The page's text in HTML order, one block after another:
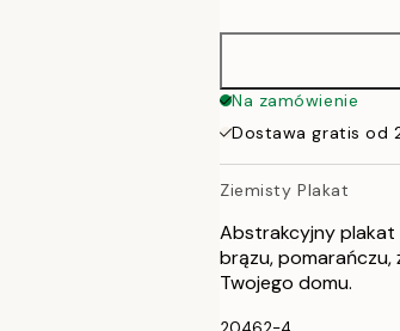
50x50 cm
50x70 cm
70x100 cm
Na zamówienie
Dostawa gratis od
Ziemisty Plakat
Abstrakcyjny plakat
brązu, pomarańczu,
Twojego domu.